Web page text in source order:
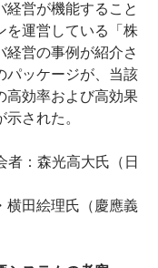
経営が機能すること
を運営している「株
経営の事例が紹介さ
パッケージが、当該
高効率および高効果
された。
：森光高大氏（日
横田絵理氏（慶應義